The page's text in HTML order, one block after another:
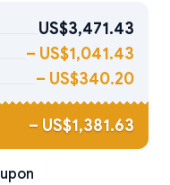
US$3,471.43
– US$1,041.43
– US$340.20
– US$1,381.63